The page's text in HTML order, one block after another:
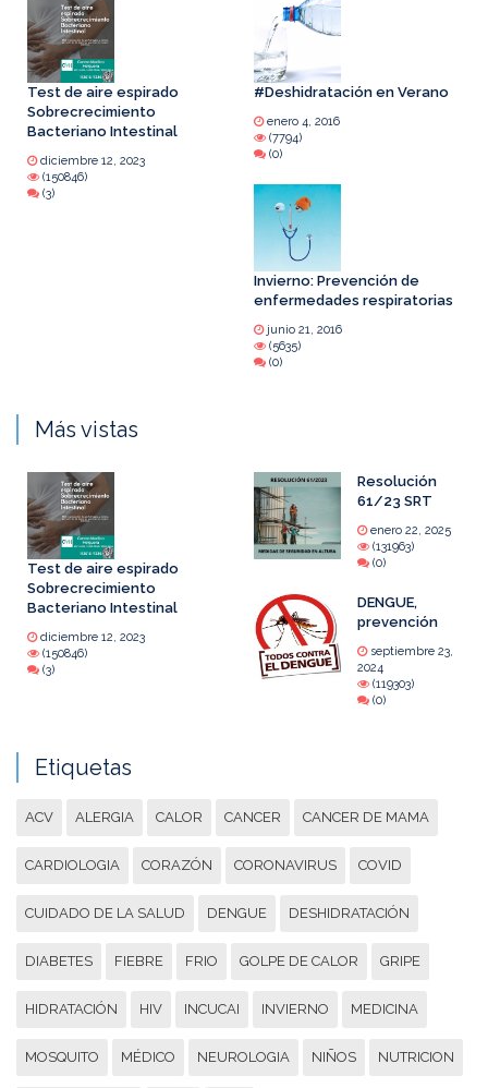
Test de aire espirado
Sobrecrecimiento
Bacteriano Intestinal
diciembre 12, 2023
(150846)
(3)
#Deshidratación en Verano
enero 4, 2016
(7794)
(0)
Invierno: Prevención de
enfermedades respiratorias
junio 21, 2016
(5635)
(0)
Más vistas
Test de aire espirado
Sobrecrecimiento
Bacteriano Intestinal
diciembre 12, 2023
(150846)
(3)
Resolución
61/23 SRT
enero 22, 2025
(131963)
(0)
DENGUE,
prevención
septiembre 23,
2024
(119303)
(0)
Etiquetas
ACV ALERGIA CALOR CANCER CANCER DE MAMA
CARDIOLOGIA CORAZÓN CORONAVIRUS COVID
CUIDADO DE LA SALUD DENGUE DESHIDRATACIÓN
DIABETES FIEBRE FRIO GOLPE DE CALOR GRIPE
HIDRATACIÓN HIV INCUCAI INVIERNO MEDICINA
MOSQUITO MÉDICO NEUROLOGIA NIÑOS NUTRICION